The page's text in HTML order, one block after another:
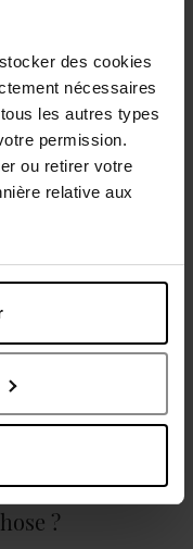
des cookies
nécessaires
les autres types
permission.
ou retirer votre
relative aux
avis des clients
?